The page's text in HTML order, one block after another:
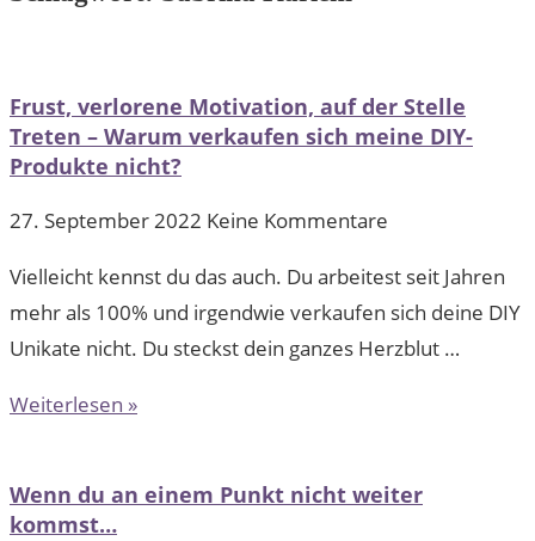
Frust, verlorene Motivation, auf der Stelle
Treten – Warum verkaufen sich meine DIY-
Produkte nicht?
27. September 2022 Keine Kommentare
Vielleicht kennst du das auch. Du arbeitest seit Jahren
mehr als 100% und irgendwie verkaufen sich deine DIY
Unikate nicht. Du steckst dein ganzes Herzblut …
Weiterlesen »
Wenn du an einem Punkt nicht weiter
kommst…